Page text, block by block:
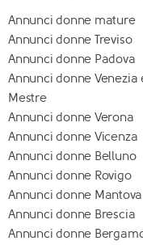
Annunci donne mature
Annunci donne Treviso
Annunci donne Padova
Annunci donne Venezia
Mestre
Annunci donne Verona
Annunci donne Vicenza
Annunci donne Belluno
Annunci donne Rovigo
Annunci donne Mantova
Annunci donne Brescia
Annunci donne